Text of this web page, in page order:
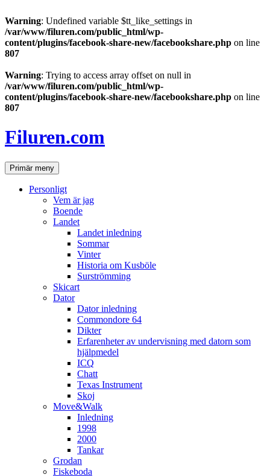
Warning: Undefined variable $tt_like_settings in
/var/www/filuren.com/public_html/wp-
content/plugins/facebook-share-new/facebookshare.php on line
807
Warning: Trying to access array offset on null in
/var/www/filuren.com/public_html/wp-
content/plugins/facebook-share-new/facebookshare.php on line
807
till
innehåll
Filuren.com
SökPrimär meny
Personligt
Vem är jag
Boende
Landet
Landet inledning
Sommar
Vinter
Historia om Kusböle
Surströmming
Skicart
Dator
Dator inledning
Commondore 64
Dikter
Erfarenheter av undervisning med datorn som
hjälpmedel
ICQ
Chatt
Texas Instrument
Skoj
Move&Walk
Inledning
1998
2000
Tankar
Grodan
Fiskeboda